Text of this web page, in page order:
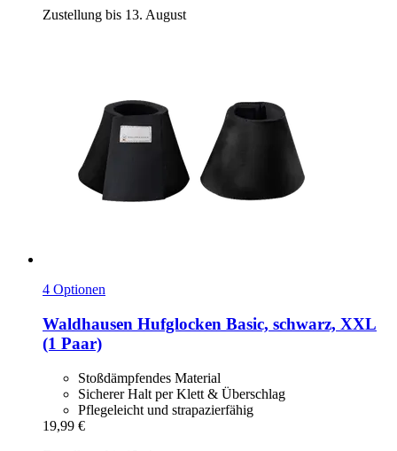
Zustellung bis 13. August
4 Optionen
Waldhausen Hufglocken Basic, schwarz, XXL
(1 Paar)
Stoßdämpfendes Material
Sicherer Halt per Klett & Überschlag
Pflegeleicht und strapazierfähig
19,99 €